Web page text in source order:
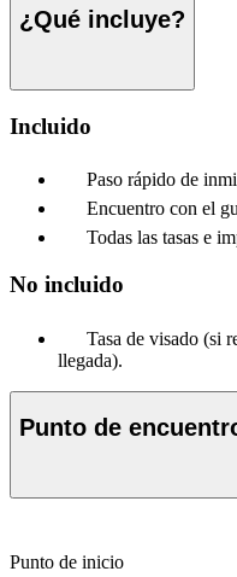
¿Qué incluye?
Incluido
Paso rápido de
Encuentro con el
Todas las tasas e
No incluido
Tasa de visado (si
llegada).
Punto de
Punto de inicio